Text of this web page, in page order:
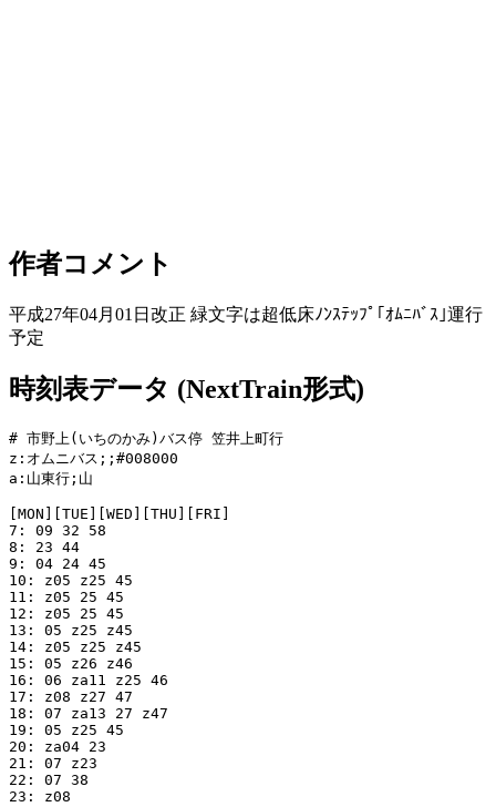
作者コメント
平成27年04月01日改正 緑文字は超低床ﾉﾝｽﾃｯﾌﾟ｢ｵﾑﾆﾊﾞｽ｣運行
予定
時刻表データ (NextTrain形式)
# 市野上(いちのかみ)バス停 笠井上町行
z:オムニバス;;#008000
a:山東行;山
[MON][TUE][WED][THU][FRI]
7: 09 32 58
8: 23 44
9: 04 24 45
10: z05 z25 45
11: z05 25 45
12: z05 25 45
13: 05 z25 z45
14: z05 z25 z45
15: 05 z26 z46
16: 06 za11 z25 46
17: z08 z27 47
18: 07 za13 27 z47
19: 05 z25 45
20: za04 23
21: 07 z23
22: 07 38
23: z08